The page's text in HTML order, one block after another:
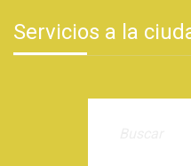
Servicios a la